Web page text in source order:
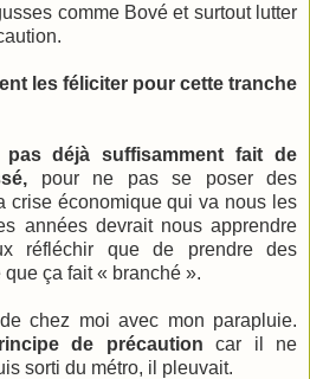
comme Bové et surtout lutter
les féliciter pour cette tranche
déjà suffisamment fait de
pour ne pas se poser des
crise économique qui va nous les
années devrait nous apprendre
réfléchir que de prendre des
ça fait « branché ».
chez moi avec mon parapluie.
de précaution car il ne
sorti du métro, il pleuvait.